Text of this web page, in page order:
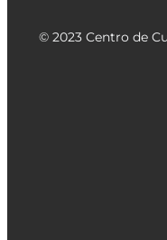
© 2023 Centro de